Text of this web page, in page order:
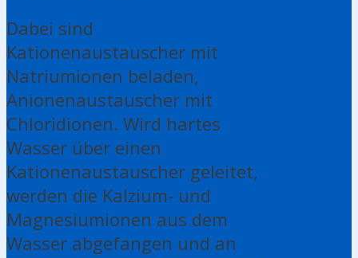
Dabei sind
Kationenaustauscher mit
Natriumionen beladen,
Anionenaustauscher mit
Chloridionen. Wird hartes
Wasser über einen
Kationenaustauscher geleitet,
werden die Kalzium- und
Magnesiumionen aus dem
Wasser abgefangen und an